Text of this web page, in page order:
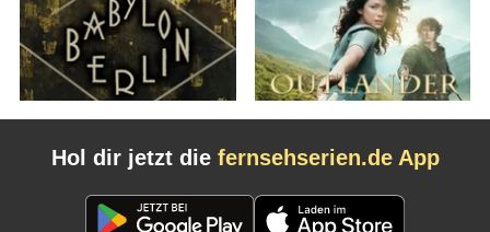
Hol dir jetzt die fernsehserien.de App